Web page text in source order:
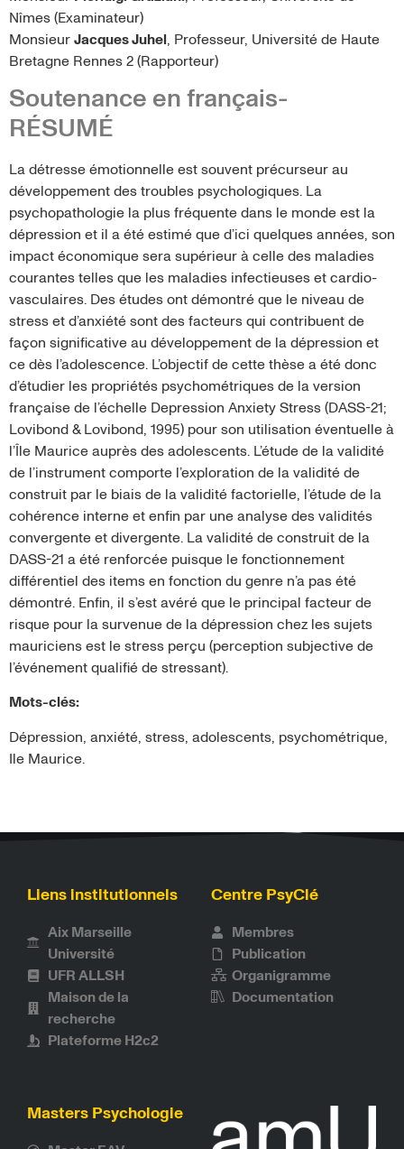
Nîmes (Examinateur)
Monsieur Jacques Juhel , Professeur, Université de Haute
Bretagne Rennes 2 (Rapporteur)
Soutenance en français-
RÉSUMÉ
La détresse émotionnelle est souvent précurseur au
développement des troubles psychologiques. La
psychopathologie la plus fréquente dans le monde est la
dépression et il a été estimé que d’ici quelques années, son
impact économique sera supérieur à celle des maladies
courantes telles que les maladies infectieuses et cardio-
vasculaires. Des études ont démontré que le niveau de
stress et d’anxiété sont des facteurs qui contribuent de
façon significative au développement de la dépression et
ce dès l’adolescence. L’objectif de cette thèse a été donc
d’étudier les propriétés psychométriques de la version
française de l’échelle Depression Anxiety Stress (DASS-21;
Lovibond & Lovibond, 1995) pour son utilisation éventuelle à
l’Île Maurice auprès des adolescents. L’étude de la validité
de l’instrument comporte l’exploration de la validité de
construit par le biais de la validité factorielle, l’étude de la
cohérence interne et enfin par une analyse des validités
convergente et divergente. La validité de construit de la
DASS-21 a été renforcée puisque le fonctionnement
différentiel des items en fonction du genre n’a pas été
démontré. Enfin, il s’est avéré que le principal facteur de
risque pour la survenue de la dépression chez les sujets
mauriciens est le stress perçu (perception subjective de
l’événement qualifié de stressant).
Mots-clés:
Dépression, anxiété, stress, adolescents, psychométrique,
Ile Maurice.
Liens institutionnels
Aix Marseille
Université
UFR ALLSH
Maison de la
recherche
Plateforme H2c2
Centre PsyClé
Membres
Publication
Organigramme
Documentation
Masters Psychologie